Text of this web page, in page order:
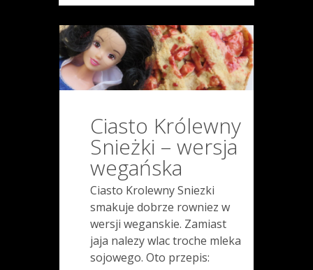
Ciasto Królewny
Snieżki – wersja
wegańska
Ciasto Krolewny Sniezki
smakuje dobrze rowniez w
wersji weganskie. Zamiast
jaja nalezy wlac troche mleka
sojowego. Oto przepis: